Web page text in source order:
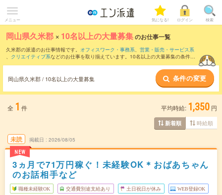
メニュー 気になる! ログイン 検索
岡山県久米郡 × 10名以上の大量募集のお仕事一覧
久米郡の派遣のお仕事情報です。 オフィスワーク・事務系、 営業・販売・サービス系
、 クリエイティブ系などのお仕事を取り揃えています。10名以上の大量募集の条件の
岡山県久米郡 / 10名以上の大量募集 条件の変更
全 1 件 平均時給: 1,350 円
新着順 時給順
未読
NEW
掲載日 2026/08/05
3ヵ月で71万円稼ぐ！未経験OK＊おばあちゃん
のお話相手など
職種未経験OK 交通費別途支給あり 土日祝日が休み WEB登録OK